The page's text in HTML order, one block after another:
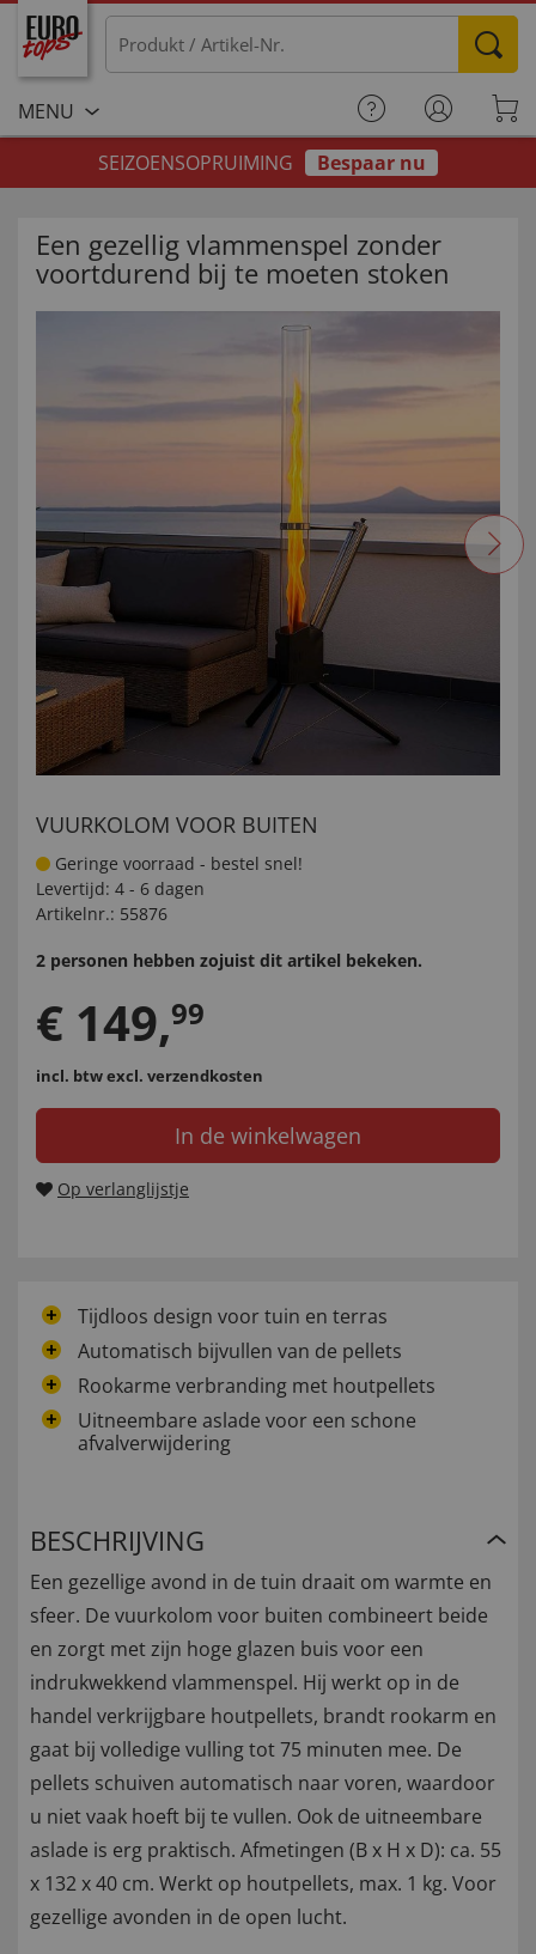
MENU
SEIZOENSOPRUIMING
Bespaar nu
Een gezellig vlammenspel zonder
voortdurend bij te moeten stoken
VUURKOLOM VOOR BUITEN
Geringe voorraad - bestel snel!
Levertijd: 4 - 6 dagen
Artikelnr.: 55876
2 personen hebben zojuist dit artikel bekeken.
€ 149,99
incl. btwexcl. verzendkosten
In de winkelwagen
Op verlanglijstje
Tijdloos design voor tuin en terras
Automatisch bijvullen van de pellets
Rookarme verbranding met houtpellets
Uitneembare aslade voor een schone
afvalverwijdering
BESCHRIJVING
Een gezellige avond in de tuin draait om warmte en
sfeer. De vuurkolom voor buiten combineert beide
en zorgt met zijn hoge glazen buis voor een
indrukwekkend vlammenspel. Hij werkt op in de
handel verkrijgbare houtpellets, brandt rookarm en
gaat bij volledige vulling tot 75 minuten mee. De
pellets schuiven automatisch naar voren, waardoor
u niet vaak hoeft bij te vullen. Ook de uitneembare
aslade is erg praktisch. Afmetingen (B x H x D): ca. 55
x 132 x 40 cm. Werkt op houtpellets, max. 1 kg. Voor
gezellige avonden in de open lucht.